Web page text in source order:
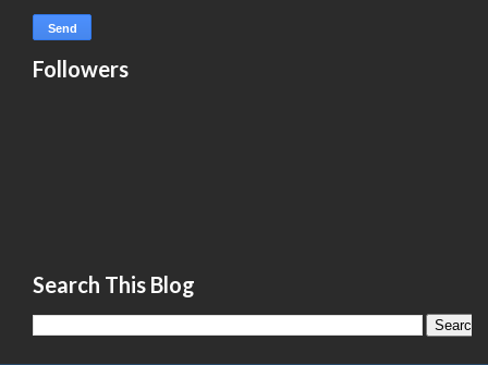
Followers
Search This Blog